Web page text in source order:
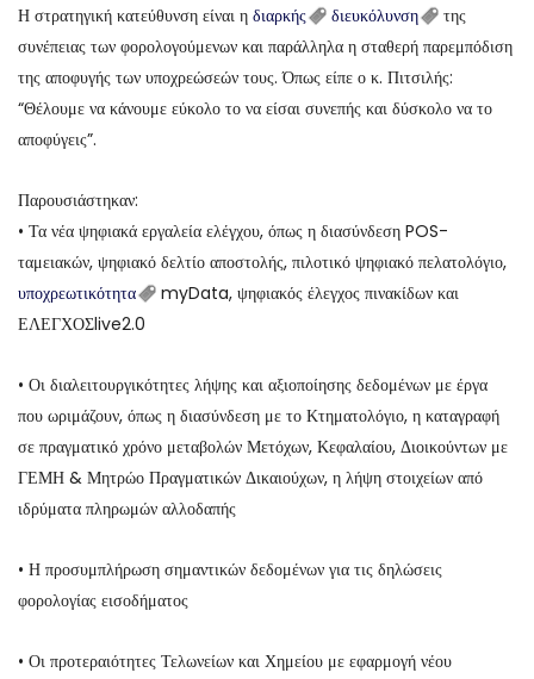
Η στρατηγική κατεύθυνση είναι η διαρκής διευκόλυνση
της
συνέπειας των φορολογούμενων και παράλληλα η σταθερή παρεμπόδιση
της αποφυγής των υποχρεώσεών τους. Όπως είπε ο κ. Πιτσιλής:
“Θέλουμε να κάνουμε εύκολο το να είσαι συνεπής και δύσκολο να το
αποφύγεις”.
Παρουσιάστηκαν:
• Τα νέα ψηφιακά εργαλεία ελέγχου, όπως η διασύνδεση POS-
ταμειακών, ψηφιακό δελτίο αποστολής, πιλοτικό ψηφιακό πελατολόγιο,
υποχρεωτικότητα
myData, ψηφιακός έλεγχος πινακίδων και
ΕΛΕΓΧΟΣlive2.0
• Οι διαλειτουργικότητες λήψης και αξιοποίησης δεδομένων με έργα
που ωριμάζουν, όπως η διασύνδεση με το Κτηματολόγιο, η καταγραφή
σε πραγματικό χρόνο μεταβολών Μετόχων, Κεφαλαίου, Διοικούντων με
ΓΕΜΗ & Μητρώο Πραγματικών Δικαιούχων, η λήψη στοιχείων από
ιδρύματα πληρωμών αλλοδαπής
• Η προσυμπλήρωση σημαντικών δεδομένων για τις δηλώσεις
φορολογίας εισοδήματος
• Οι προτεραιότητες Τελωνείων και Χημείου με εφαρμογή νέου